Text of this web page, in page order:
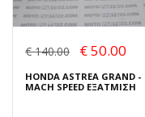
€ 140.00 € 50.00
HONDA ASTREA GRAND -
MACH SPEED ΕΞΑΤΜΙΣΗ